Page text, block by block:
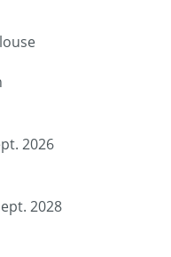
2026
2028